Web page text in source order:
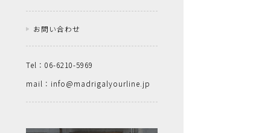
お問い合わせ
Tel：06-6210-5969
mail：info@madrigalyourline.jp